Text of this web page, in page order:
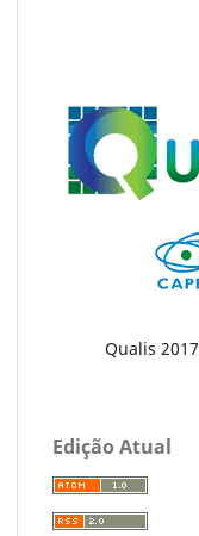
Qualis 2017-
Edição Atual